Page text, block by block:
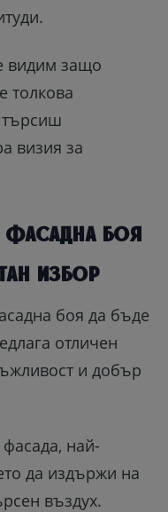
видим защо
толкова
търсиш
визия за
боя
избор
боя да бъде
отличен
и добър
най-
да издържи на
въздух.